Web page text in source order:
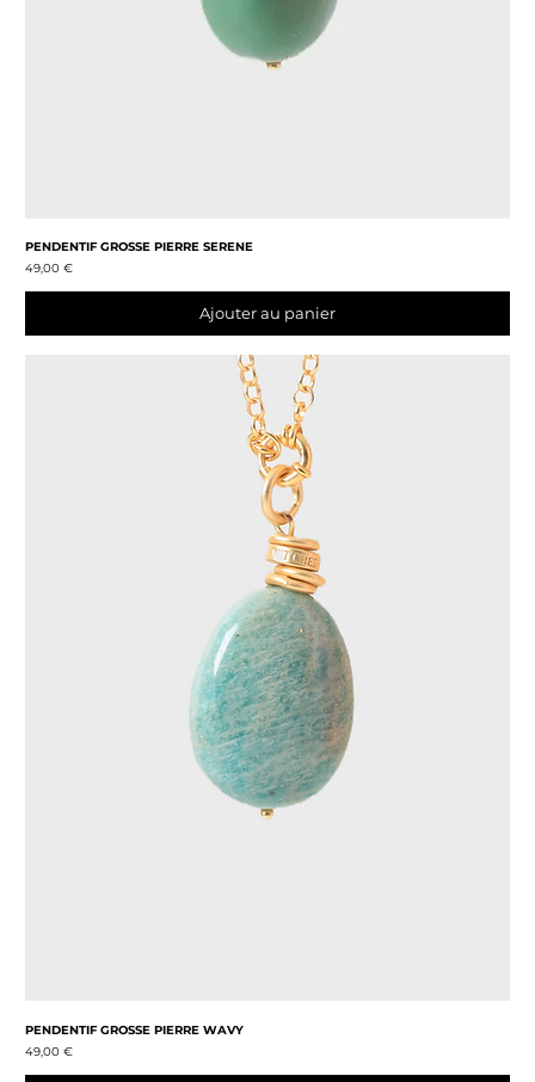
PENDENTIF GROSSE PIERRE SERENE
Prix
49,00 €
Ajouter au panier
PENDENTIF GROSSE PIERRE WAVY
Prix
49,00 €